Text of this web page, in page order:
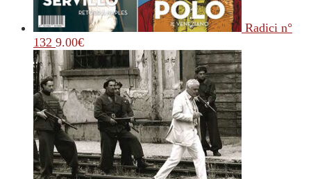
Radici n°
132 9.00€